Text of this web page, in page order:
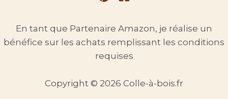
En tant que Partenaire Amazon, je réalise un
bénéfice sur les achats remplissant les conditions
requises
Copyright © 2026 Colle-à-bois.fr